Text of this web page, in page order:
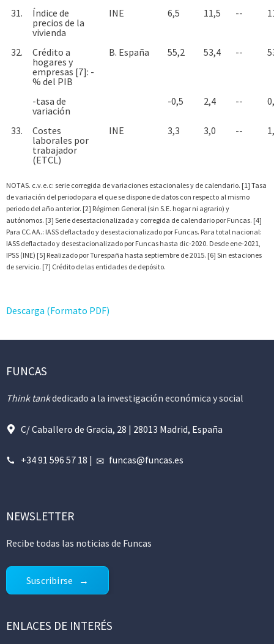
31.
Índice de
precios de la
vivienda
INE 6,5 11,5 --
32.
Crédito a
hogares y
empresas [7]: -
% del PIB
B. España 55,2 53,4 --
-tasa de
variación
-0,5 2,4 --
33.
Costes
laborales por
trabajador
(ETCL)
INE 3,3 3,0 --
NOTAS. c.v.e.c: serie corregida de variaciones estacionales y de calendario. [1] Tasa
de variación del periodo para el que se dispone de datos con respecto al mismo
periodo del año anterior. [2] Régimen General (sin S.E. hogar ni agrario) y
autónomos. [3] Serie desestacionalizada y corregida de calendario por Funcas. [4]
Para CC.AA.: IASS deflactado y desestacionalizado por Funcas. Para total nacional:
IASS deflactado y desestacionalizado por Funcas hasta dic-2020. Desde ene-2021,
IPSS (INE) [5] Realizado por Turespaña hasta septiembre de 2015. [6] Sin estaciones
de servicio. [7] Crédito de las entidades de depósito.
Descarga (Formato PDF)
FUNCAS
Think tankdedicado a la investigación económica y social
C/ Caballero de Gracia, 28 | 28013 Madrid, España
+34 91 596 57 18 | funcas@funcas.es
NEWSLETTER
Recibe todas las noticias de Funcas
Suscribirse
ENLACES DE INTERÉS